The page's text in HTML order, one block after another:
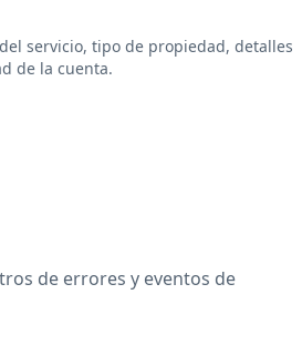
servicio, tipo de propiedad, detalles
de la cuenta.
de errores y eventos de